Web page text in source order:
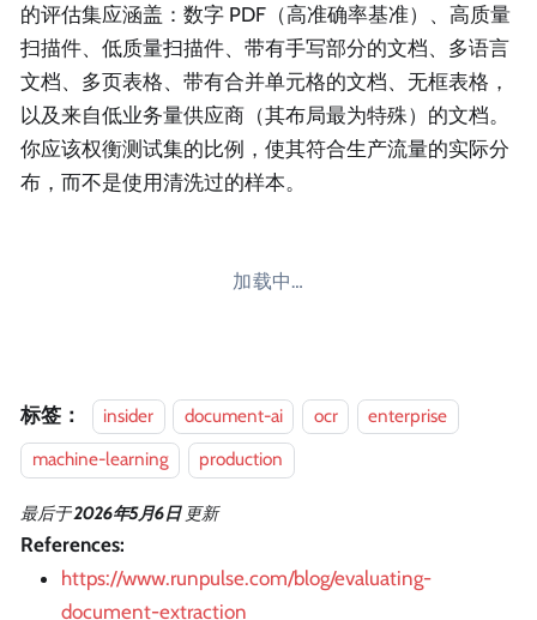
的评估集应涵盖：数字 PDF（高准确率基准）、高质量
扫描件、低质量扫描件、带有手写部分的文档、多语言
文档、多页表格、带有合并单元格的文档、无框表格，
以及来自低业务量供应商（其布局最为特殊）的文档。
你应该权衡测试集的比例，使其符合生产流量的实际分
布，而不是使用清洗过的样本。
加载中…
标签： insider document-ai ocr
enterprise
machine-learning
production
最后于2026年5月6日 更新
References:
https://www.runpulse.com/blog/evaluating-
document-extraction